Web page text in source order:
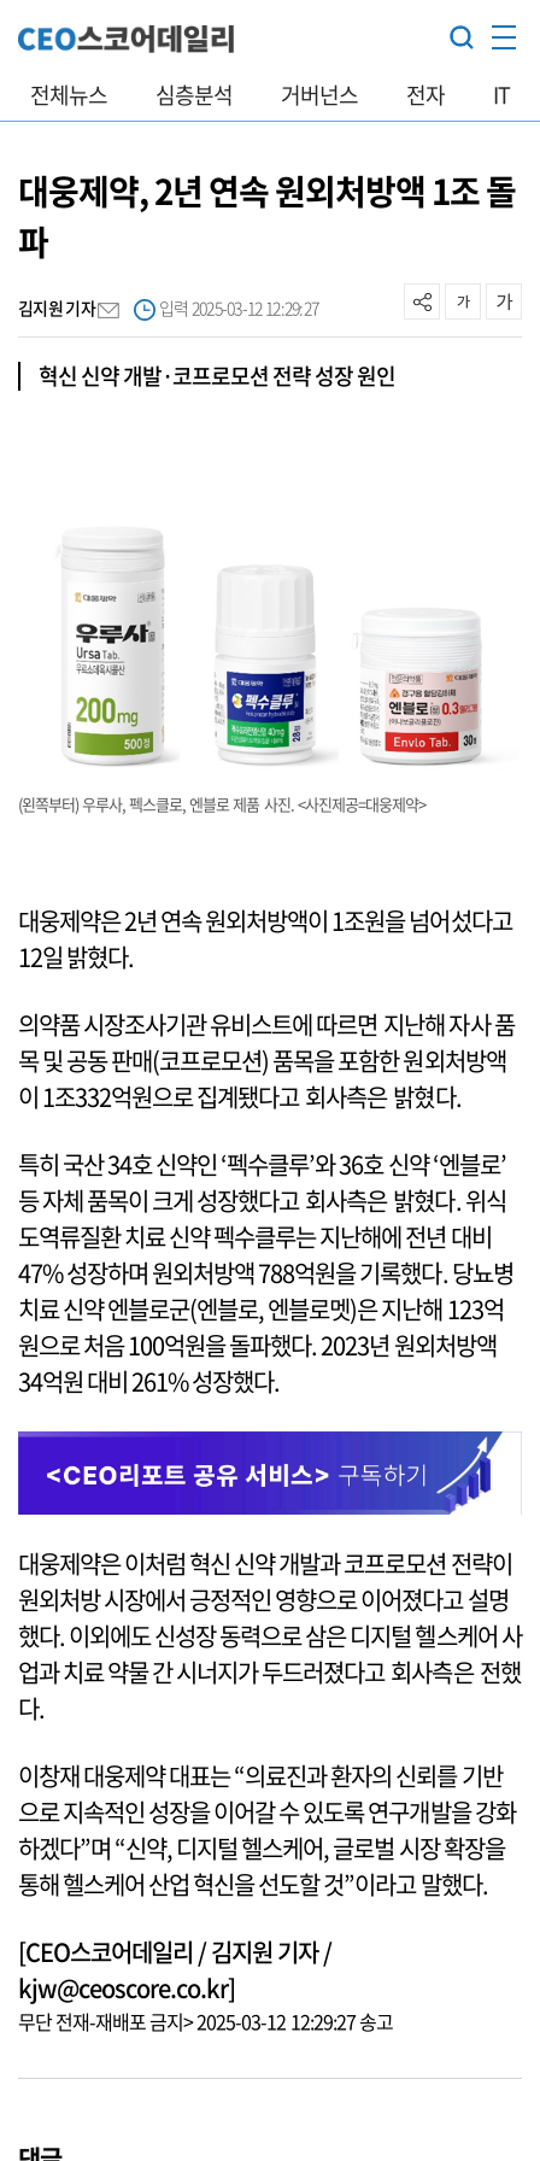
전체뉴스 심층분석 거버넌스 전자 IT
대웅제약, 2년 연속 원외처방액 1조 돌
파
김지원 기자 입력 2025-03-12 12:29:27
혁신 신약 개발·코프로모션 전략 성장 원인
(왼쪽부터) 우루사, 펙스클로, 엔블로 제품 사진. <사진제공=대웅제약>
대웅제약은 2년 연속 원외처방액이 1조원을 넘어섰다고
12일 밝혔다.
의약품 시장조사기관 유비스트에 따르면 지난해 자사 품
목 및 공동 판매(코프로모션) 품목을 포함한 원외처방액
이 1조332억원으로 집계됐다고 회사측은 밝혔다.
특히 국산 34호 신약인 ‘펙수클루’와 36호 신약 ‘엔블로’
등 자체 품목이 크게 성장했다고 회사측은 밝혔다. 위식
도역류질환 치료 신약 펙수클루는 지난해에 전년 대비
47% 성장하며 원외처방액 788억원을 기록했다. 당뇨병
치료 신약 엔블로군(엔블로, 엔블로멧)은 지난해 123억
원으로 처음 100억원을 돌파했다. 2023년 원외처방액
34억원 대비 261% 성장했다.
대웅제약은 이처럼 혁신 신약 개발과 코프로모션 전략이
원외처방 시장에서 긍정적인 영향으로 이어졌다고 설명
했다. 이외에도 신성장 동력으로 삼은 디지털 헬스케어 사
업과 치료 약물 간 시너지가 두드러졌다고 회사측은 전했
다.
이창재 대웅제약 대표는 “의료진과 환자의 신뢰를 기반
으로 지속적인 성장을 이어갈 수 있도록 연구개발을 강화
하겠다”며 “신약, 디지털 헬스케어, 글로벌 시장 확장을
통해 헬스케어 산업 혁신을 선도할 것”이라고 말했다.
[CEO스코어데일리 / 김지원 기자 /
kjw@ceoscore.co.kr]
무단 전재-재배포 금지> 2025-03-12 12:29:27 송고